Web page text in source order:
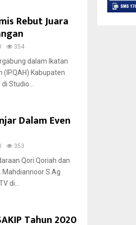
Rebut Juara
354
dalam Ikatan
(IPQAH) Kabupaten
Studio...
Dalam Even
353
Qori Qoriah dan
Mahdiannoor S.Ag
di...
Tahun 2020